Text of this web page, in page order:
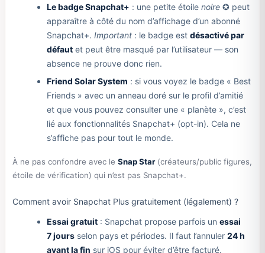
Le badge Snapchat+ : une petite étoile noire ✪ peut
apparaître à côté du nom d’affichage d’un abonné
Snapchat+. Important : le badge est désactivé par
défaut et peut être masqué par l’utilisateur — son
absence ne prouve donc rien.
Friend Solar System : si vous voyez le badge « Best
Friends » avec un anneau doré sur le profil d’amitié
et que vous pouvez consulter une « planète », c’est
lié aux fonctionnalités Snapchat+ (opt-in). Cela ne
s’affiche pas pour tout le monde.
À ne pas confondre avec le Snap Star(créateurs/public figures,
étoile de vérification) qui n’est pas Snapchat+.
Comment avoir Snapchat Plus gratuitement (légalement) ?
Essai gratuit : Snapchat propose parfois un essai
7 jours selon pays et périodes. Il faut l’annuler 24 h
avant la fin sur iOS pour éviter d’être facturé.